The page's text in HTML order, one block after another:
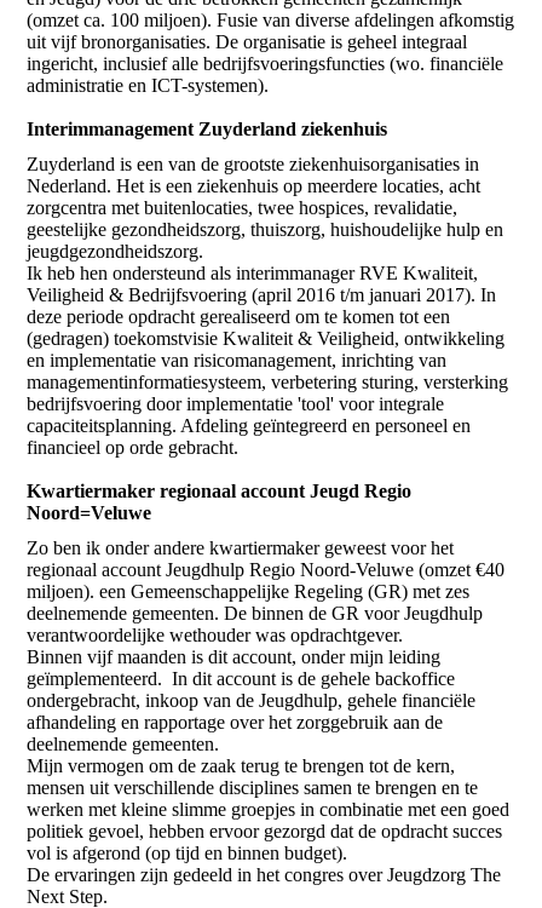
(omzet ca. 100 miljoen). Fusie van diverse afdelingen afkomstig
uit vijf bronorganisaties. De organisatie is geheel integraal
ingericht, inclusief alle bedrijfsvoeringsfuncties (wo. financiële
administratie en ICT-systemen).
Interimmanagement Zuyderland ziekenhuis
Zuyderland is een van de grootste ziekenhuisorganisaties in
Nederland. Het is een ziekenhuis op meerdere locaties, acht
zorgcentra met buitenlocaties, twee hospices, revalidatie,
geestelijke gezondheidszorg, thuiszorg, huishoudelijke hulp en
jeugdgezondheidszorg.
Ik heb hen ondersteund als interimmanager RVE Kwaliteit,
Veiligheid & Bedrijfsvoering (april 2016 t/m januari 2017). In
deze periode opdracht gerealiseerd om te komen tot een
(gedragen) toekomstvisie Kwaliteit & Veiligheid, ontwikkeling
en implementatie van risicomanagement, inrichting van
managementinformatiesysteem, verbetering sturing, versterking
bedrijfsvoering door implementatie 'tool' voor integrale
capaciteitsplanning. Afdeling geïntegreerd en personeel en
financieel op orde gebracht.
Kwartiermaker regionaal account Jeugd Regio
Noord=Veluwe
Zo ben ik onder andere kwartiermaker geweest voor het
regionaal account Jeugdhulp Regio Noord-Veluwe (omzet €40
miljoen). een Gemeenschappelijke Regeling (GR) met zes
deelnemende gemeenten. De binnen de GR voor Jeugdhulp
verantwoordelijke wethouder was opdrachtgever.
Binnen vijf maanden is dit account, onder mijn leiding
geïmplementeerd. In dit account is de gehele backoffice
ondergebracht, inkoop van de Jeugdhulp, gehele financiële
afhandeling en rapportage over het zorggebruik aan de
deelnemende gemeenten.
Mijn vermogen om de zaak terug te brengen tot de kern,
mensen uit verschillende disciplines samen te brengen en te
werken met kleine slimme groepjes in combinatie met een goed
politiek gevoel, hebben ervoor gezorgd dat de opdracht succes
vol is afgerond (op tijd en binnen budget).
De ervaringen zijn gedeeld in het congres over Jeugdzorg The
Next Step.